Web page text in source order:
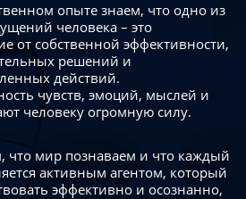
опыте знаем, что одно из
человека – это
от собственной эффективности,
решений и
действий.
чувств, эмоций, мыслей и
человеку огромную силу.
что мир познаваем и что каждый
активным агентом, который
эффективно и осознанно,